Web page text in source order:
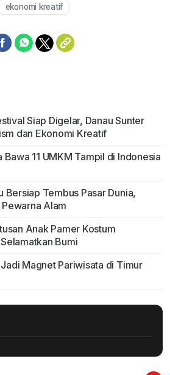
ekonomi kreatif
Siap Digelar, Danau Sunter
dan Ekonomi Kreatif
Bawa 11 UMKM Tampil di Indonesia
Bersiap Tembus Pasar Dunia,
Alam
Anak Pamer Kostum
Bumi
Magnet Pariwisata di Timur